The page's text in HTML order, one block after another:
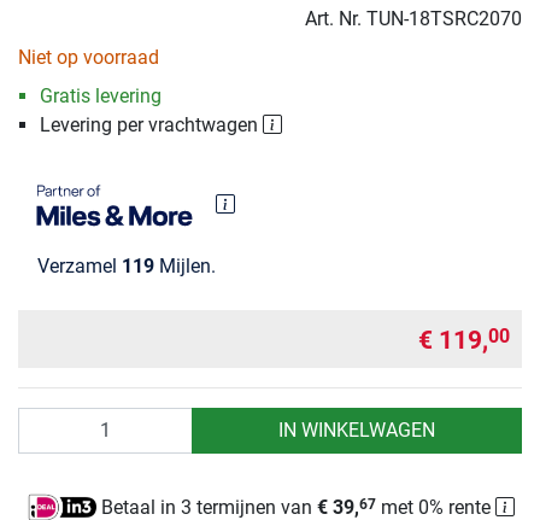
Art. Nr. TUN-18TSRC2070
Niet op voorraad
Gratis levering
Levering per vrachtwagen
Verzamel 119 Mijlen.
€ 119,00
IN WINKELWAGEN
Betaal in 3 termijnen van € 39,67met 0% rente